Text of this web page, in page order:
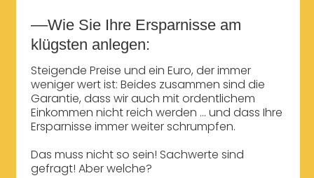
––Wie Sie Ihre Ersparnisse am
klügsten anlegen:
Steigende Preise und ein Euro, der immer
weniger wert ist: Beides zusammen sind die
Garantie, dass wir auch mit ordentlichem
Einkommen nicht reich werden ... und dass Ihre
Ersparnisse immer weiter schrumpfen.
Das muss nicht so sein! Sachwerte sind
gefragt! Aber welche?